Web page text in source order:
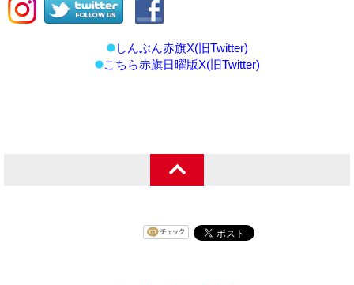
しんぶん赤旗X(旧Twitter)
こちら赤旗日曜版X(旧Twitter)